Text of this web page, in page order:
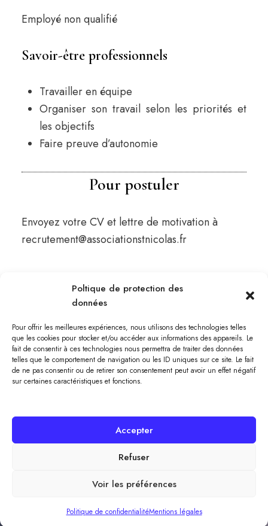
Poltique de protection des
données
Pour offrir les meilleures expériences, nous utilisons des technologies telles
que les cookies pour stocker et/ou accéder aux informations des appareils. Le
fait de consentir à ces technologies nous permettra de traiter des données
telles que le comportement de navigation ou les ID uniques sur ce site. Le fait
de ne pas consentir ou de retirer son consentement peut avoir un effet négatif
sur certaines caractéristiques et fonctions.
Accepter
Refuser
Voir les préférences
Politique de confidentialitéMentions légales
Employé non qualifié
Savoir-être professionnels
Travailler en équipe
Organiser son travail selon les priorités et
les objectifs
Faire preuve d’autonomie
Pour postuler
Envoyez votre CV et lettre de motivation à
recrutement@associationstnicolas.fr
© Association Résidence Saint Nicolas //